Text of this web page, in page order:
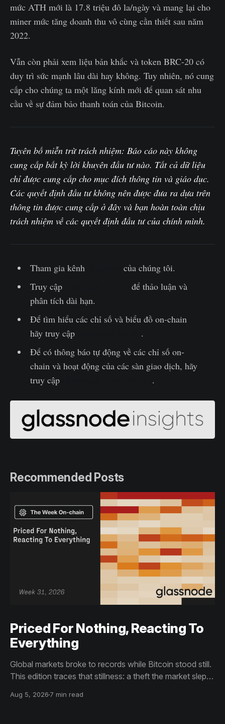
mức ATH mới là 17.8 triệu đô la/ngày và mang lại cho
miner mức tăng doanh thu vô cùng cần thiết sau năm
2022.
Vẫn còn phải xem liệu bản khắc và token BRC-20 có
duy trì sức mạnh lâu dài hay không. Tuy nhiên, nó cung
cấp cho chúng ta một lăng kính mới để quan sát nhu
cầu về sự đảm bảo thanh toán của Bitcoin.
Tuyên bố miễn trừ trách nhiệm: Báo cáo này không
cung cấp bất kỳ lời khuyên đầu tư nào. Tất cả dữ liệu
chỉ được cung cấp cho mục đích thông tin và giáo dục.
Các quyết định đầu tư không nên được đưa ra dựa trên
thông tin được cung cấp ở đây và bạn hoàn toàn chịu
trách nhiệm về các quyết định đầu tư của chính mình.
Tham gia kênh
của chúng tôi.
Truy cập
để thảo luận và
phân tích dài hạn.
Để tìm hiểu các chỉ số và biểu đồ on-chain
hãy truy cập
.
Để có thông báo tự động về các chỉ số on-
chain và hoạt động của các sàn giao dịch, hãy
truy cập
.
Recommended Posts
Priced For Nothing, Reacting To
Everything
Global markets broke to records while Bitcoin stood still.
This edition traces that stillness: a theft the market slept
than capitulation, and an options market priced for
Aug 5, 2026 7 min read